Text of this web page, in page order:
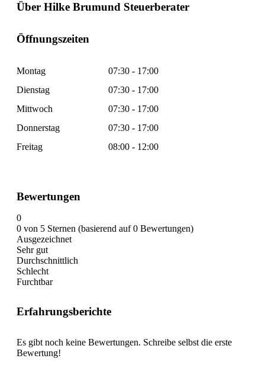
Über Hilke Brumund Steuerberater
Öffnungszeiten
Montag
07:30 - 17:00
Dienstag
07:30 - 17:00
Mittwoch
07:30 - 17:00
Donnerstag
07:30 - 17:00
Freitag
08:00 - 12:00
Bewertungen
0
0 von 5 Sternen (basierend auf 0 Bewertungen)
Ausgezeichnet
Sehr gut
Durchschnittlich
Schlecht
Furchtbar
Erfahrungsberichte
Es gibt noch keine Bewertungen. Schreibe selbst die erste
Bewertung!